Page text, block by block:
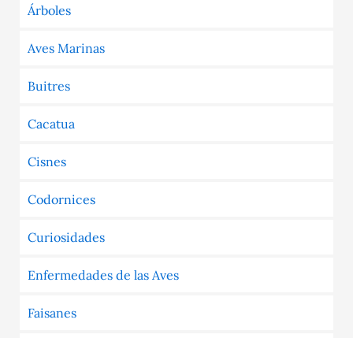
Árboles
Aves Marinas
Buitres
Cacatua
Cisnes
Codornices
Curiosidades
Enfermedades de las Aves
Faisanes